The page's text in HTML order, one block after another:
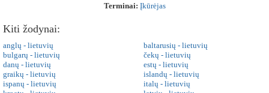
Terminai: Įkūrėjas
Kiti žodynai:
anglų - lietuvių
baltarusių - lietuvių
bulgarų - lietuvių
čekų - lietuvių
danų - lietuvių
estų - lietuvių
graikų - lietuvių
islandų - lietuvių
ispanų - lietuvių
italų - lietuvių